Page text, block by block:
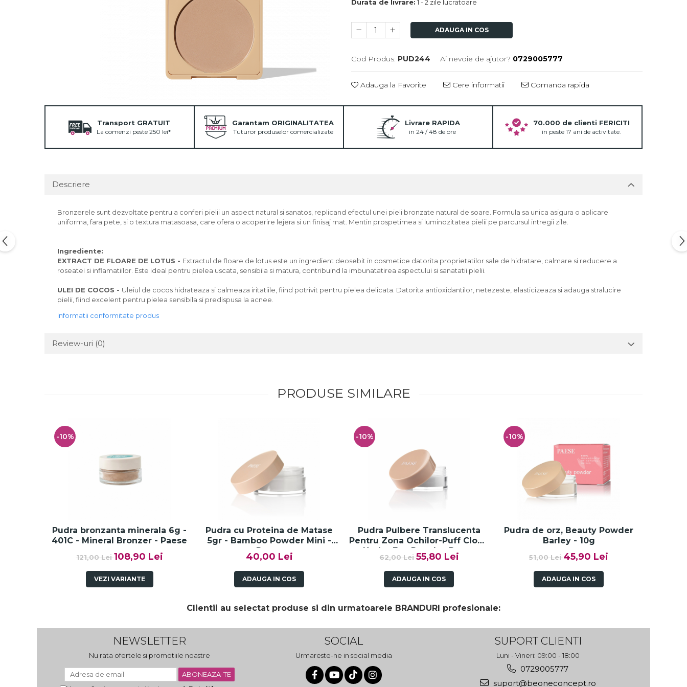
Gel pentru sprancene
Aur Cosmetic
Durata de livrare: 1 - 2 zile lucratoare
ADAUGA IN COS
Cod Produs: PUD244 Ai nevoie de ajutor? 0729005777
Adauga la Favorite Cere informatii Comanda rapida
Transport GRATUIT
La comenzi peste 250 lei*
Garantam ORIGINALITATEA
Tuturor produselor comercializate
Livrare RAPIDA
in 24 / 48 de ore
70.000 de clienti FERICITI
in peste 17 ani de activitate.
Descriere
Bronzerele sunt dezvoltate pentru a conferi pielii un aspect natural si sanatos, replicand efectul unei pieli bronzate natural de soare. Formula sa unica asigura o aplicare
uniforma, fara pete, si o textura matasoasa, care ofera o acoperire lejera si un finisaj mat. Mentin prospetimea si luminozitatea pielii pe parcursul intregii zile.
Ingrediente:
EXTRACT DE FLOARE DE LOTUS - Extractul de floare de lotus este un ingredient deosebit in cosmetice datorita proprietatilor sale de hidratare, calmare si reducere a
roseatei si inflamatiilor. Este ideal pentru pielea uscata, sensibila si matura, contribuind la imbunatatirea aspectului si sanatatii pielii.
ULEI DE COCOS - Uleiul de cocos hidrateaza si calmeaza iritatiile, fiind potrivit pentru pielea delicata. Datorita antioxidantilor, netezeste, elasticizeaza si adauga stralucire
pielii, fiind excelent pentru pielea sensibila si predispusa la acnee.
Informatii conformitate produs
Review-uri (0)
PRODUSE SIMILARE
-10%
Pudra bronzanta minerala 6g -
401C - Mineral Bronzer - Paese
121,00 Lei108,90 Lei
VEZI VARIANTE
Pudra cu Proteina de Matase
5gr - Bamboo Powder Mini -
Paese
40,00 Lei
ADAUGA IN COS
-10%
Pudra Pulbere Translucenta
Pentru Zona Ochilor-Puff Cloud
Under Eye Powder-Paese
62,00 Lei55,80 Lei
ADAUGA IN COS
-10%
Pudra de orz, Beauty Powder
Barley - 10g
51,00 Lei45,90 Lei
ADAUGA IN COS
Clientii au selectat produse si din urmatoarele BRANDURI profesionale:
NEWSLETTER
Nu rata ofertele si promotiile noastre
SOCIAL
Urmareste-ne in social media
SUPORT CLIENTI
Luni - Vineri: 09:00 - 18:00
0729005777
suport@beoneconcept.ro